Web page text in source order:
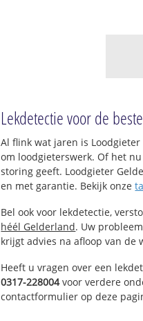
Lekdetectie voor de
Al flink wat jaren is
om loodgieterswerk. Of het
storing geeft. Loodgieter
en met garantie. Bekijk onze
Bel ook voor lekdetectie,
héél Gelderland. Uw
krijgt advies na afloop van de
Heeft u vragen over een
0317-228004voor verdere
contactformulier op deze